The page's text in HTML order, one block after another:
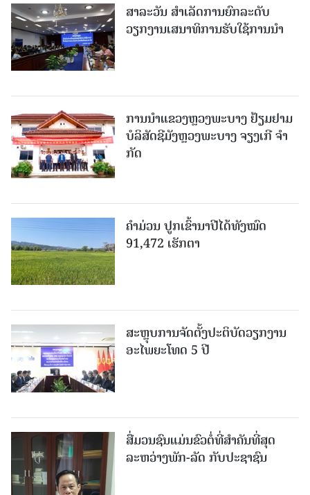
ສາລະວັນ ສໍາເລັດການຍົກລະດັບ
ວຽກງານເສນາທິການຮັບໃຊ້ການນໍາ
ການນຳແຂວງຫຼວງພະບາງ ຢ້ຽມ​ຢາມ
ບໍ​ລິ​ສັດຊີມັງຫຼວງພະບາງ ຈຽງເກີ ຈໍາ
ກັດ
ຄໍາມ່ວນ ປູກເຂົ້ານາປີໄດ້ທັງໝົດ
91,472 ເຮັກຕາ
ສະຫຼຸບການຈັດຕັ້ງປະຕິບັດວຽກງານ
ອະໄພຍະໂທດ 5 ປີ
ສື່ມວນຊົນແມ່ນຂົວຕໍ່ທີ່ສໍາຄັນທີ່ສຸດ
ລະຫວ່າງພັກ-ລັດ ກັບປະຊາຊົນ